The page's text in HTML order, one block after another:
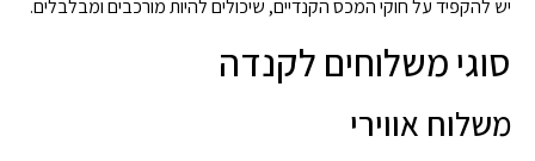
יש להקפיד על חוקי המכס הקנדיים, שיכולים להיות מורכבים ומבלבלים.
סוגי משלוחים לקנדה
משלוח אווירי